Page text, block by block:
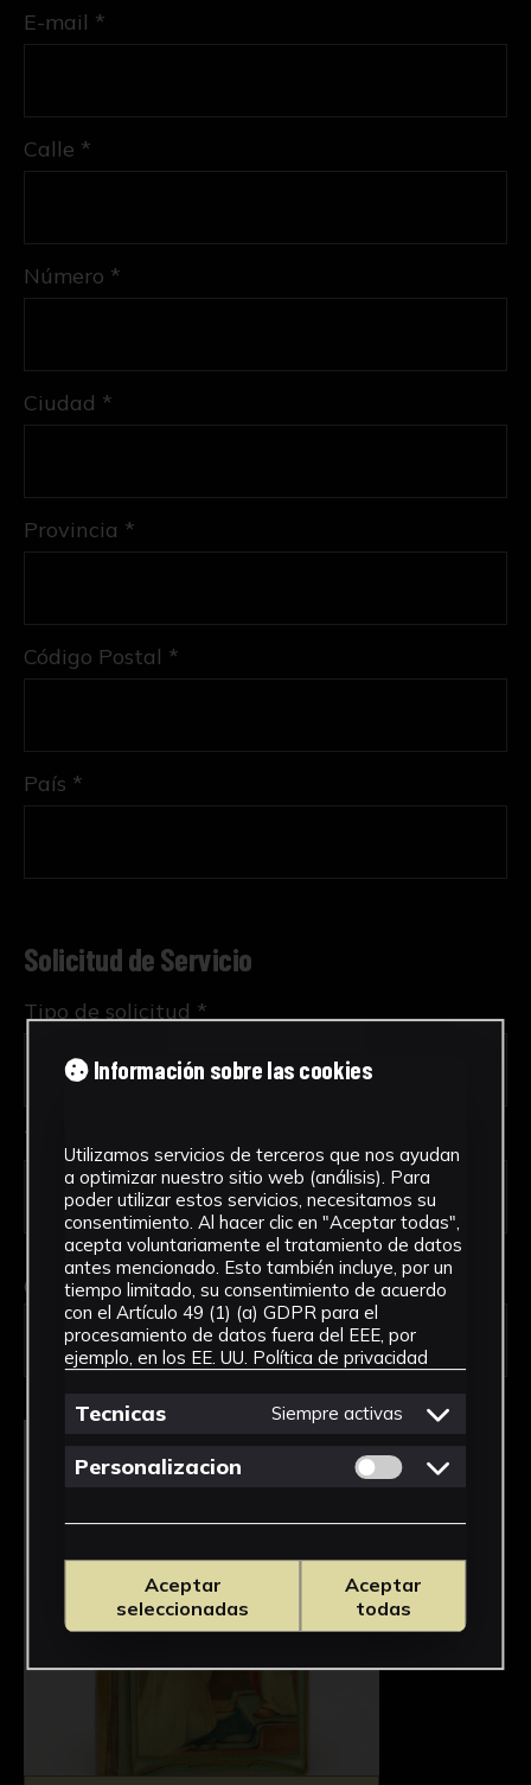
E-mail *
Calle *
Número *
Ciudad *
Provincia *
Código Postal *
País *
Solicitud de Servicio
Tipo de solicitud *
Tipo de uso *
Obra en la que está interesado/a*
FPED-0124/Alma Piadosa. Devocional de
Primera Comunión
Información sobre las cookies
Utilizamos servicios de terceros que nos ayudan
a optimizar nuestro sitio web (análisis). Para
poder utilizar estos servicios, necesitamos su
consentimiento. Al hacer clic en "Aceptar todas",
acepta voluntariamente el tratamiento de datos
antes mencionado. Esto también incluye, por un
tiempo limitado, su consentimiento de acuerdo
con el Artículo 49 (1) (a) GDPR para el
procesamiento de datos fuera del EEE, por
ejemplo, en los EE. UU. Política de privacidad
Tecnicas Siempre activas
Personalizacion Permitir cookies
Aceptar
seleccionadas
Aceptar
todas